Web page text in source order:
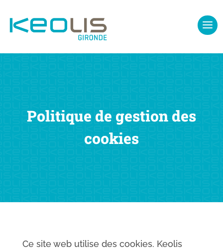
Politique de gestion des
cookies
Ce site web utilise des cookies. Keolis